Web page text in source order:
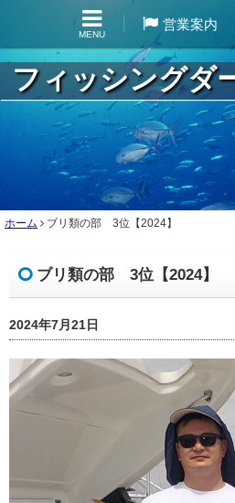
MENU
営業案内
フィッシングダ
ホーム ブリ類の部 3位【2024】
ブリ類の部 3位【2024】
2024年7月21日